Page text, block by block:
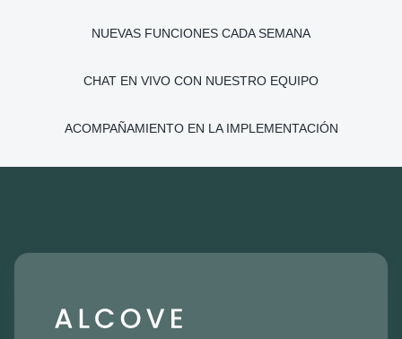
NUEVAS FUNCIONES CADA SEMANA
CHAT EN VIVO CON NUESTRO EQUIPO
ACOMPAÑAMIENTO EN LA IMPLEMENTACIÓN